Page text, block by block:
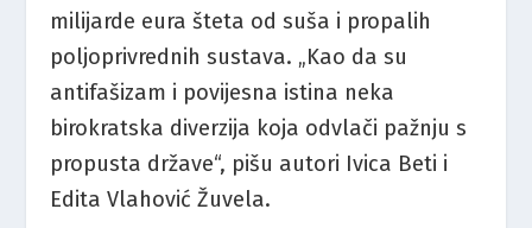
milijarde eura šteta od suša i propalih
poljoprivrednih sustava. „Kao da su
antifašizam i povijesna istina neka
birokratska diverzija koja odvlači pažnju s
propusta države“, pišu autori Ivica Beti i
Edita Vlahović Žuvela.